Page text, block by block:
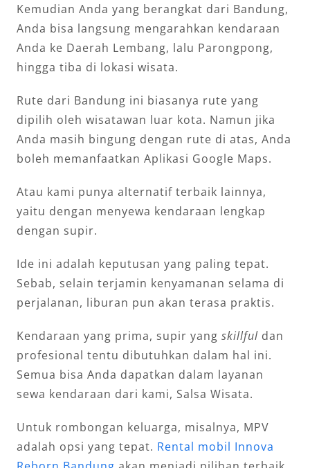
Kemudian Anda yang berangkat dari Bandung,
Anda bisa langsung mengarahkan kendaraan
Anda ke Daerah Lembang, lalu Parongpong,
hingga tiba di lokasi wisata.
Rute dari Bandung ini biasanya rute yang
dipilih oleh wisatawan luar kota. Namun jika
Anda masih bingung dengan rute di atas, Anda
boleh memanfaatkan Aplikasi Google Maps.
Atau kami punya alternatif terbaik lainnya,
yaitu dengan menyewa kendaraan lengkap
dengan supir.
Ide ini adalah keputusan yang paling tepat.
Sebab, selain terjamin kenyamanan selama di
perjalanan, liburan pun akan terasa praktis.
Kendaraan yang prima, supir yang skillful dan
profesional tentu dibutuhkan dalam hal ini.
Semua bisa Anda dapatkan dalam layanan
sewa kendaraan dari kami, Salsa Wisata.
Untuk rombongan keluarga, misalnya, MPV
adalah opsi yang tepat. Rental mobil Innova